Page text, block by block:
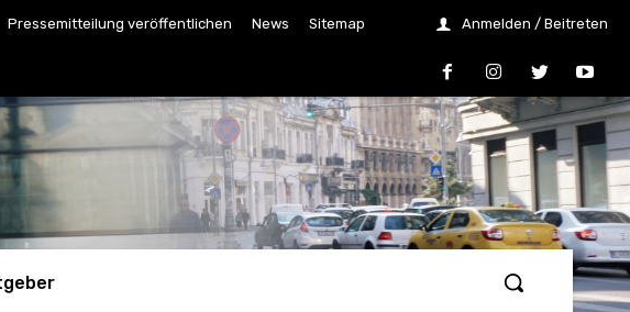
Pressemitteilung veröffentlichen News Sitemap Anmelden / Beitreten